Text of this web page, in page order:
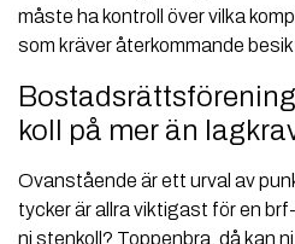
måste ha kontroll över vilka
som kräver återkommande
koll på mer än
Ovanstående är ett urval av
tycker är allra viktigast för en
ni stenkoll? Toppenbra, då kan